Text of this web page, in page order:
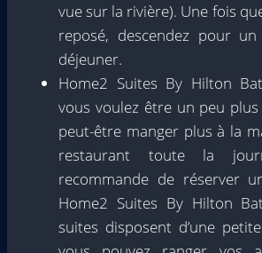
vue sur la rivière). Une fois
reposé, descendez pour
déjeuner.
Home2 Suites By Hilton
vous voulez être un peu
peut-être manger plus à la
restaurant toute la
recommande de réserver
Home2 Suites By Hilton
suites disposent d’une